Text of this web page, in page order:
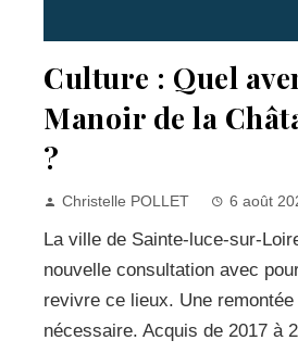
Culture : Quel
Manoir de la
?
Christelle POLLET 6 août
La ville de Sainte-luce-sur-
nouvelle consultation avec
revivre ce lieux. Une
nécessaire. Acquis de 2017 à